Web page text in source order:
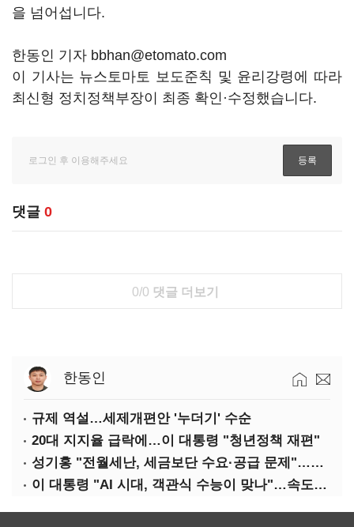
을 넘어섭니다.
한동인 기자 bbhan@etomato.com
이 기사는 뉴스토마토 보도준칙 및 윤리강령에 따라
최신형 정치정책부장이 최종 확인·수정했습니다.
댓글 0
0/0 댓글 더보기
한동인
규제 역설…세제개편안 '누더기' 수순
20대 지지율 급락에…이 대통령 "청년정책 재편"
성기홍 "전월세난, 세금보단 수요·공급 문제"…닥공 시사
이 대통령 "AI 시대, 객관식 수능이 맞나"…속도전 '경계'